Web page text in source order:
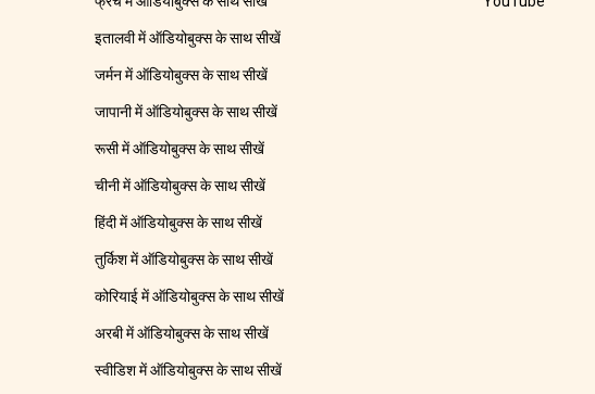
इतालवी में ऑडियोबुक्स के साथ सीखें
जर्मन में ऑडियोबुक्स के साथ सीखें
जापानी में ऑडियोबुक्स के साथ सीखें
रूसी में ऑडियोबुक्स के साथ सीखें
चीनी में ऑडियोबुक्स के साथ सीखें
हिंदी में ऑडियोबुक्स के साथ सीखें
तुर्किश में ऑडियोबुक्स के साथ सीखें
कोरियाई में ऑडियोबुक्स के साथ सीखें
अरबी में ऑडियोबुक्स के साथ सीखें
स्वीडिश में ऑडियोबुक्स के साथ सीखें